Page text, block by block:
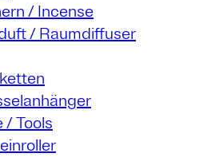
/ Incense
/ Raumdiffuser
/ Tools